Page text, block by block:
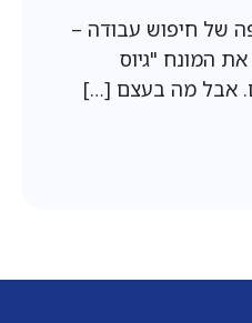
של חיפוש עבודה –
המונח "גיוס
אבל מה בעצם […]